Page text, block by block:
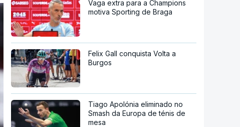
Vaga extra para a Champions
motiva Sporting de Braga
Felix Gall conquista Volta a
Burgos
Tiago Apolónia eliminado no
Smash da Europa de ténis de
mesa